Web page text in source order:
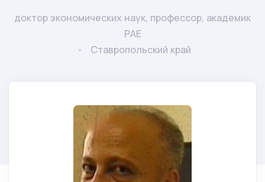
доктор экономических наук, профессор, академик
РАЕ
Ставропольский край